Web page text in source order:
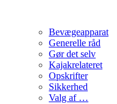
Bevægeapparat
Generelle råd
Gør det selv
Kajakrelateret
Opskrifter
Sikkerhed
Valg af …